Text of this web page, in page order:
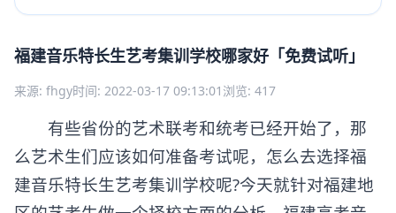
福建音乐特长生艺考集训学校哪家好「免费试听」
来源: fhgy 时间: 2022-03-17 09:13:01 浏览: 417
有些省份的艺术联考和统考已经开始了，那
么艺术生们应该如何准备考试呢，怎么去选择福
建音乐特长生艺考集训学校呢?今天就针对福建地